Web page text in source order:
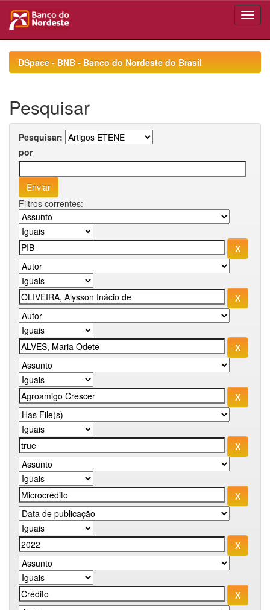
navigationDSpace - BNB - Banco do Nordeste do Brasil
Pesquisar
Pesquisar:
por
Filtros correntes: